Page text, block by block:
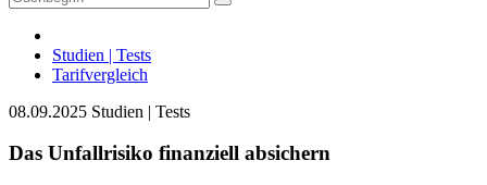
Studien | Tests
Tarifvergleich
08.09.2025 Studien | Tests
Das Unfallrisiko finanziell absichern